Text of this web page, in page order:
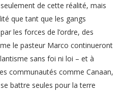
de cette réalité, mais
que tant que les gangs
les forces de l’ordre, des
le pasteur Marco continueront
sans foi ni loi – et à
communautés comme Canaan,
battre seules pour la terre